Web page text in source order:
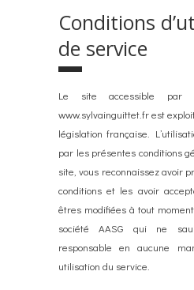
Conditions
de service
Le site accessible
www.sylvainguittet.fr est
législation française.
par les présentes conditions
site, vous reconnaissez avoir
conditions et les avoir
êtres modifiées à tout
société AASG qui ne
responsable en aucune
utilisation du service.